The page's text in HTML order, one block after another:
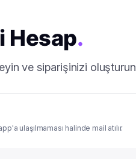
Hesap.
ve siparişinizi oluşturun
ulaşılmaması halinde mail atılır.